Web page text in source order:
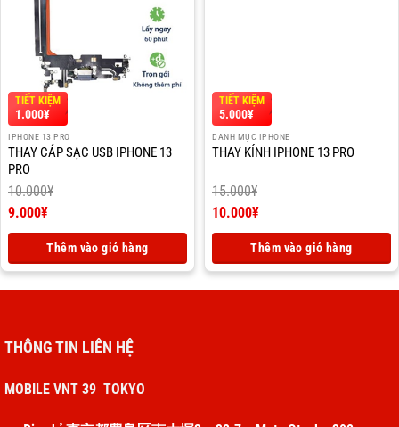
TIẾT KIỆM
1.000¥
IPHONE 13 PRO
THAY CÁP SẠC USB IPHONE 13
PRO
10.000¥
Giá
10.000¥.
9.000¥
tại
là:
9.000¥.
Thêm vào giỏ hàng
TIẾT KIỆM
5.000¥
DANH MỤC IPHONE
THAY KÍNH IPHONE 13 PRO
15.000¥
Giá
15.000¥.
10.000¥
tại
là:
10.000¥.
Thêm vào giỏ hàng
THÔNG TIN LIÊN HỆ
MOBILE VNT 39 TOKYO